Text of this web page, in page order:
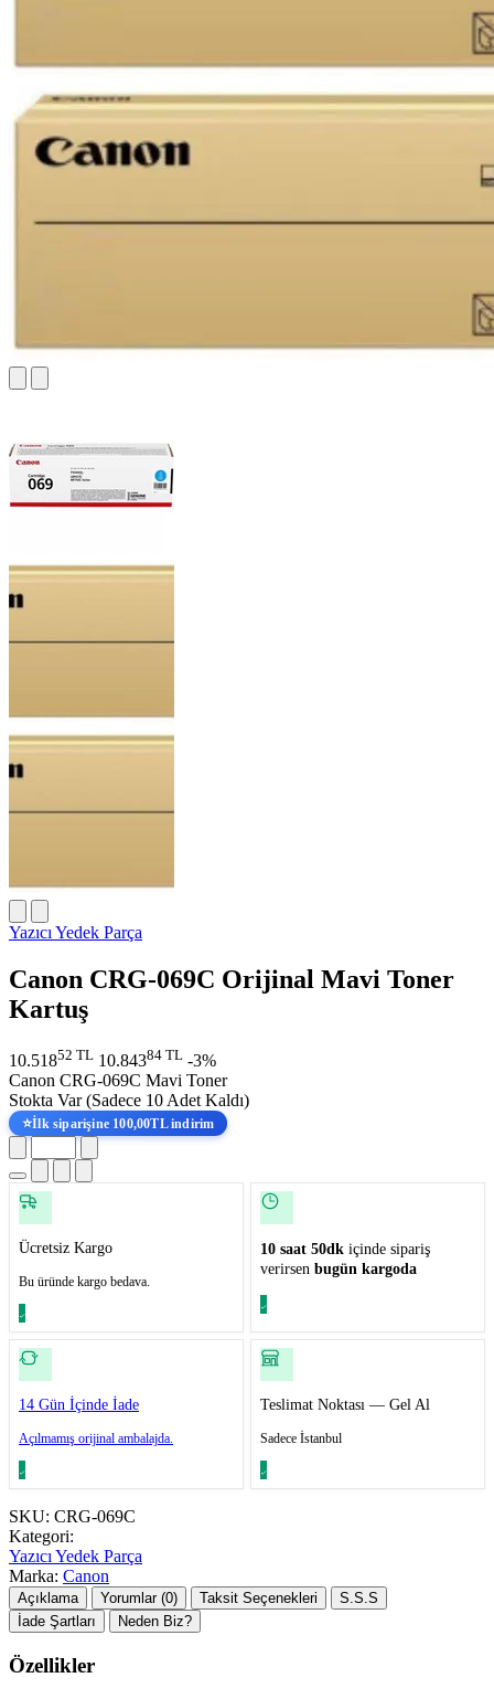
Yazıcı Yedek Parça
Canon CRG-069C Orijinal Mavi Toner
Kartuş
10.51852 TL 10.84384 TL -3%
Canon CRG-069C Mavi Toner
Stokta Var (Sadece 10 Adet Kaldı)
⭐İlk siparişine 100,00TL indirim
Ücretsiz Kargo
Bu üründe kargo bedava.
10 saat 50dk içinde sipariş
verirsen bugün kargoda
14 Gün İçinde İade
Açılmamış orijinal ambalajda.
Teslimat Noktası — Gel Al
Sadece İstanbul
SKU: CRG-069C
Kategori:
Yazıcı Yedek Parça
Marka: Canon
Açıklama Yorumlar (0) Taksit Seçenekleri
S.S.S
İade Şartları
Neden Biz?
Özellikler